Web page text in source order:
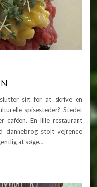
sig for at skrive en
spisesteder? Stedet
caféen. En lille restaurant
dannebrog stolt vejrende
at søge…